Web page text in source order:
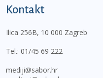
Kontakt
Ilica 256B, 10 000 Zagreb
Tel.: 01/45 69 222
mediji@sabor.hr